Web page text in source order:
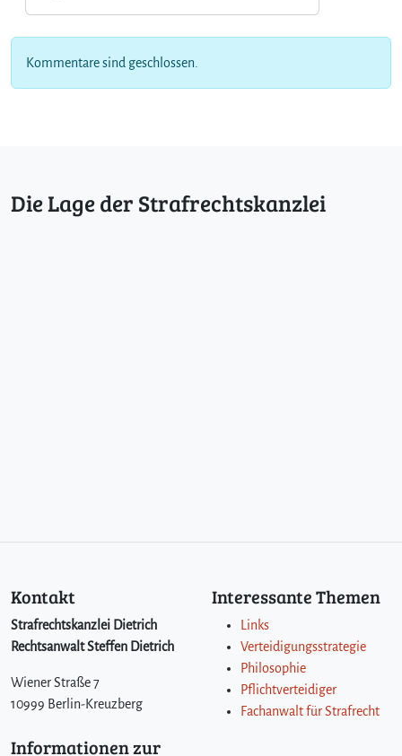
Kommentare sind geschlossen.
Die Lage der Strafrechtskanzlei
Kontakt
Strafrechtskanzlei Dietrich
Rechtsanwalt Steffen Dietrich
Wiener Straße 7
10999 Berlin-Kreuzberg
Interessante Themen
Links
Verteidigungsstrategie
Philosophie
Pflichtverteidiger
Fachanwalt für Strafrecht
Informationen zur